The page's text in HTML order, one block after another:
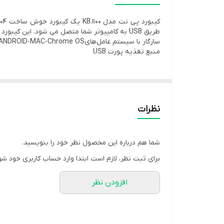
جزیره ای مناسب تایپ
با کیفیت و مناسب برای استفاده روزانه
عمر مفید کلیدها 8 میلیون بار ضربه
طریق USB به کامپیوتر شما متصل می شود. این کیبورد با طراحی ارگونومیک دارای عمری معادل با ده میلیون بار کلیک است.
سازگار با سیستم عامل‌هایWINDOWS ۷-۸-۱۰-۱۱-ANDROID-MAC-Chrome OS
منبع تغذیه پورت USB
نظرات
شما هم درباره این محصول نظر خود را بنویسید.
برای ثبت نظر، لازم است ابتدا وارد حساب کاربری خود
افزودن نظر